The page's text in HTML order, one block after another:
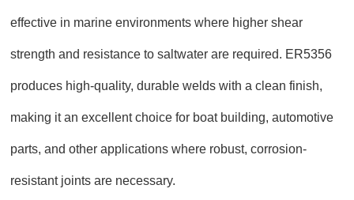
effective in marine environments where higher shear
strength and resistance to saltwater are required. ER5356
produces high-quality, durable welds with a clean finish,
making it an excellent choice for boat building, automotive
parts, and other applications where robust, corrosion-
resistant joints are necessary.